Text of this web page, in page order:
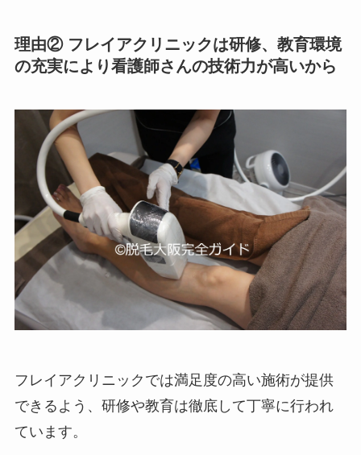
理由② フレイアクリニックは研修、教育環境
の充実により看護師さんの技術力が高いから
フレイアクリニックでは満足度の高い施術が提供
できるよう、研修や教育は徹底して丁寧に行われ
ています。